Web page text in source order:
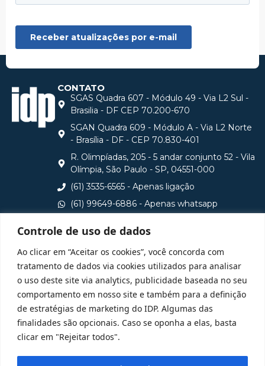
Controle de uso de dados
Ao clicar em “Aceitar os cookies”, você concorda com
tratamento de dados via cookies utilizados para analisar
o uso deste site via analytics, publicidade baseada no seu
comportamento em nosso site e também para a definição
de estratégias de marketing do IDP. Algumas das
finalidades são opcionais. Caso se oponha a elas, basta
clicar em "Rejeitar todos".
CONTATO
SGAS Quadra 607 - Módulo 49 - Via L2 Sul -
Brasilia - DF CEP 70.200-670
SGAN Quadra 609 - Módulo A - Via L2 Norte
- Brasília - DF - CEP 70.830-401
R. Olimpíadas, 205 - 5 andar conjunto 52 - Vila
Olímpia, São Paulo - SP, 04551-000
(61) 3535-6565 - Apenas ligação
(61) 99649-6886 - Apenas whatsapp
Consulte aqui o cadastro da Instituição no Sistema e-
MEC